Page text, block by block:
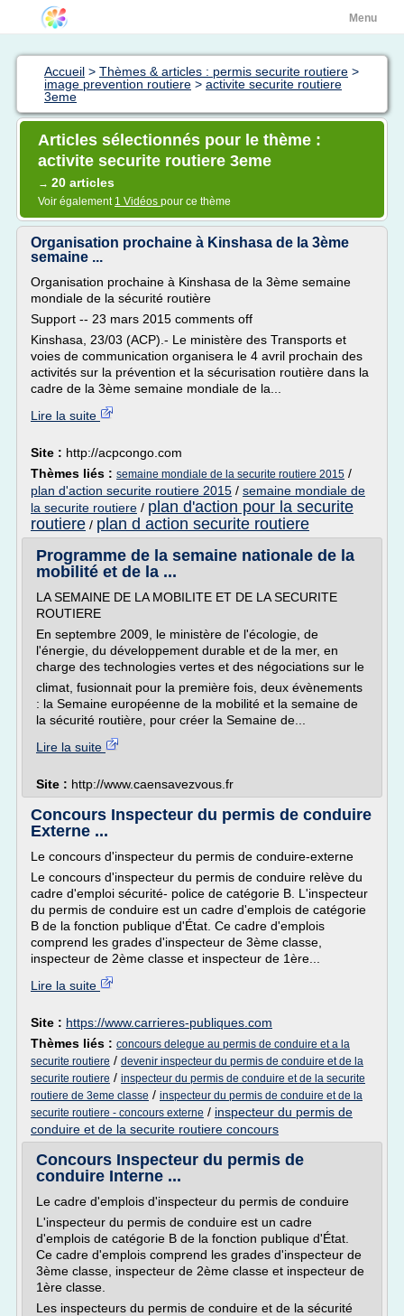
Menu
Accueil > Thèmes & articles : permis securite routiere >
image prevention routiere > activite securite routiere
3eme
Articles sélectionnés pour le thème :
activite securite routiere 3eme
→ 20 articles
Voir également 1 Vidéos pour ce thème
Organisation prochaine à Kinshasa de la 3ème
semaine ...
Organisation prochaine à Kinshasa de la 3ème semaine
mondiale de la sécurité routière
Support -- 23 mars 2015 comments off
Kinshasa, 23/03 (ACP).- Le ministère des Transports et
voies de communication organisera le 4 avril prochain des
activités sur la prévention et la sécurisation routière dans la
cadre de la 3ème semaine mondiale de la...
Lire la suite
Site : http://acpcongo.com
Thèmes liés : semaine mondiale de la securite routiere 2015 /
plan d'action securite routiere 2015 / semaine mondiale de
la securite routiere / plan d'action pour la securite
routiere / plan d action securite routiere
Programme de la semaine nationale de la
mobilité et de la ...
LA SEMAINE DE LA MOBILITE ET DE LA SECURITE
ROUTIERE
En septembre 2009, le ministère de l'écologie, de
l'énergie, du développement durable et de la mer, en
charge des technologies vertes et des négociations sur le
climat, fusionnait pour la première fois, deux évènements
: la Semaine européenne de la mobilité et la semaine de
la sécurité routière, pour créer la Semaine de...
Lire la suite
Site : http://www.caensavezvous.fr
Concours Inspecteur du permis de conduire
Externe ...
Le concours d'inspecteur du permis de conduire-externe
Le concours d'inspecteur du permis de conduire relève du
cadre d'emploi sécurité- police de catégorie B. L'inspecteur
du permis de conduire est un cadre d'emplois de catégorie
B de la fonction publique d'État. Ce cadre d'emplois
comprend les grades d'inspecteur de 3ème classe,
inspecteur de 2ème classe et inspecteur de 1ère...
Lire la suite
Site : https://www.carrieres-publiques.com
Thèmes liés : concours delegue au permis de conduire et a la
securite routiere / devenir inspecteur du permis de conduire et de la
securite routiere / inspecteur du permis de conduire et de la securite
routiere de 3eme classe / inspecteur du permis de conduire et de la
securite routiere - concours externe / inspecteur du permis de
conduire et de la securite routiere concours
Concours Inspecteur du permis de
conduire Interne ...
Le cadre d'emplois d'inspecteur du permis de conduire
L'inspecteur du permis de conduire est un cadre
d'emplois de catégorie B de la fonction publique d'État.
Ce cadre d'emplois comprend les grades d'inspecteur de
3ème classe, inspecteur de 2ème classe et inspecteur de
1ère classe.
Les inspecteurs du permis de conduire et de la sécurité